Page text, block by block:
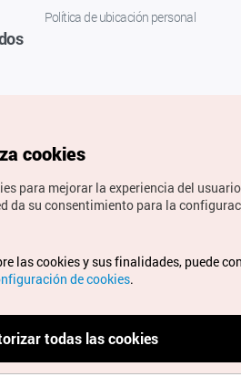
Política de ubicación personal
de Turismo de Corea. Todos los
y cuestiones relacionadas con el
al correoelectrónico oficial:
cookies
para mejorar la experiencia del
da su consentimiento para la
las cookies y sus finalidades, puede
de cookies.
todas las cookies